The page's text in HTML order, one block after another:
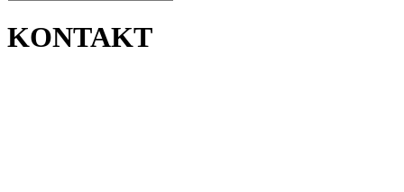
KONTAKT